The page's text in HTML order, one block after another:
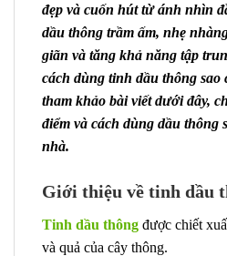
đẹp và cuốn hút từ ánh nhìn
dầu thông trầm ấm, nhẹ
giãn và tăng khả năng tập
cách dùng tinh dầu thông sao
tham khảo bài viết dưới đây,
điểm và cách dùng dầu thông
nhà.
Giới thiệu về tinh dầu
Tinh dầu thông được chiết
và quả của cây thông.